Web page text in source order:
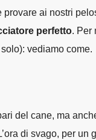
ai nostri
perfetto. Per
vediamo come.
del cane, ma
di svago, per un